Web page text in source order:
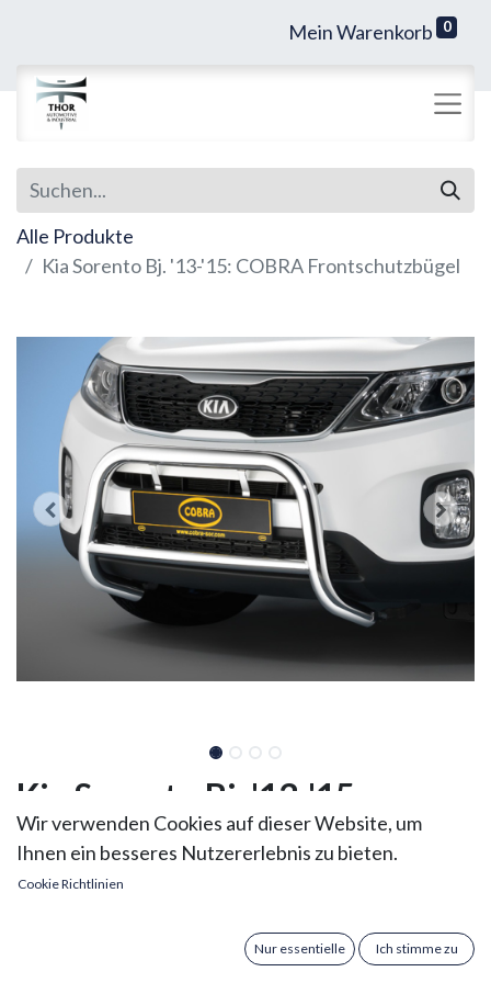
Mein Warenkorb 0
Alle Produkte
Kia Sorento Bj. '13-'15: COBRA Frontschutzbügel
Kia Sorento Bj. '13-'15:
COBRA Frontschutzbügel
Kia Sorento Bj. 2013-2015: COBRA Frontschutzbügel
Edelstahl hochglanzverchromt
Wir verwenden Cookies auf dieser Website, um
Ihnen ein besseres Nutzererlebnis zu bieten.
Cookie Richtlinien
Nur essentielle Ich stimme zu